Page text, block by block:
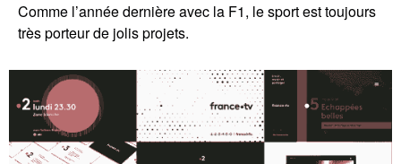
Comme l’année dernière avec la F1, le sport est toujours
très porteur de jolis projets.